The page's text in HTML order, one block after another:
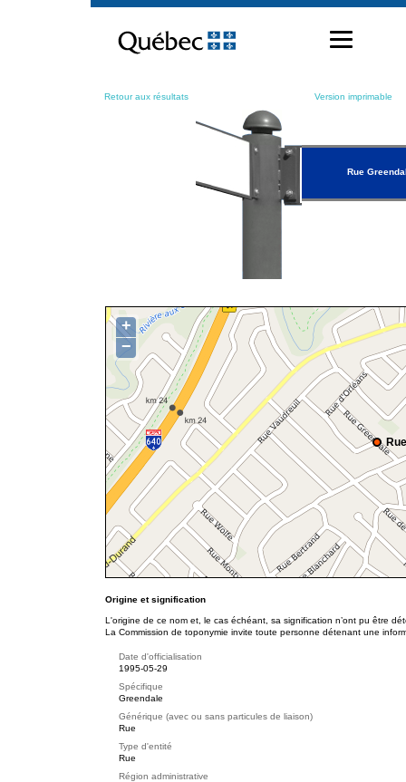
contenu
Retour aux résultats Version imprimable
Rue
+
−
Origine et signification
L'origine de ce nom et, le cas échéant, sa signification n’ont pu être
La Commission de toponymie invite toute personne détenant une
Date d'officialisation
1995-05-29
Spécifique
Greendale
Générique (avec ou sans particules de liaison)
Rue
Type d'entité
Rue
Région administrative